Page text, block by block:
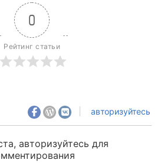
0
Рейтинг статьи
авторизуйтесь
авторизуйтесь для